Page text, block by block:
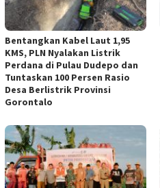
Bentangkan Kabel Laut 1,95
KMS, PLN Nyalakan Listrik
Perdana di Pulau Dudepo dan
Tuntaskan 100 Persen Rasio
Desa Berlistrik Provinsi
Gorontalo